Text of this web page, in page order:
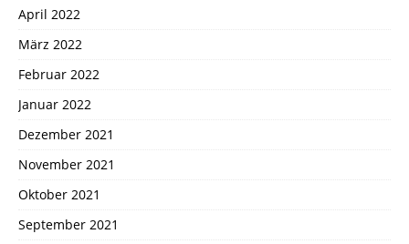
April 2022
März 2022
Februar 2022
Januar 2022
Dezember 2021
November 2021
Oktober 2021
September 2021